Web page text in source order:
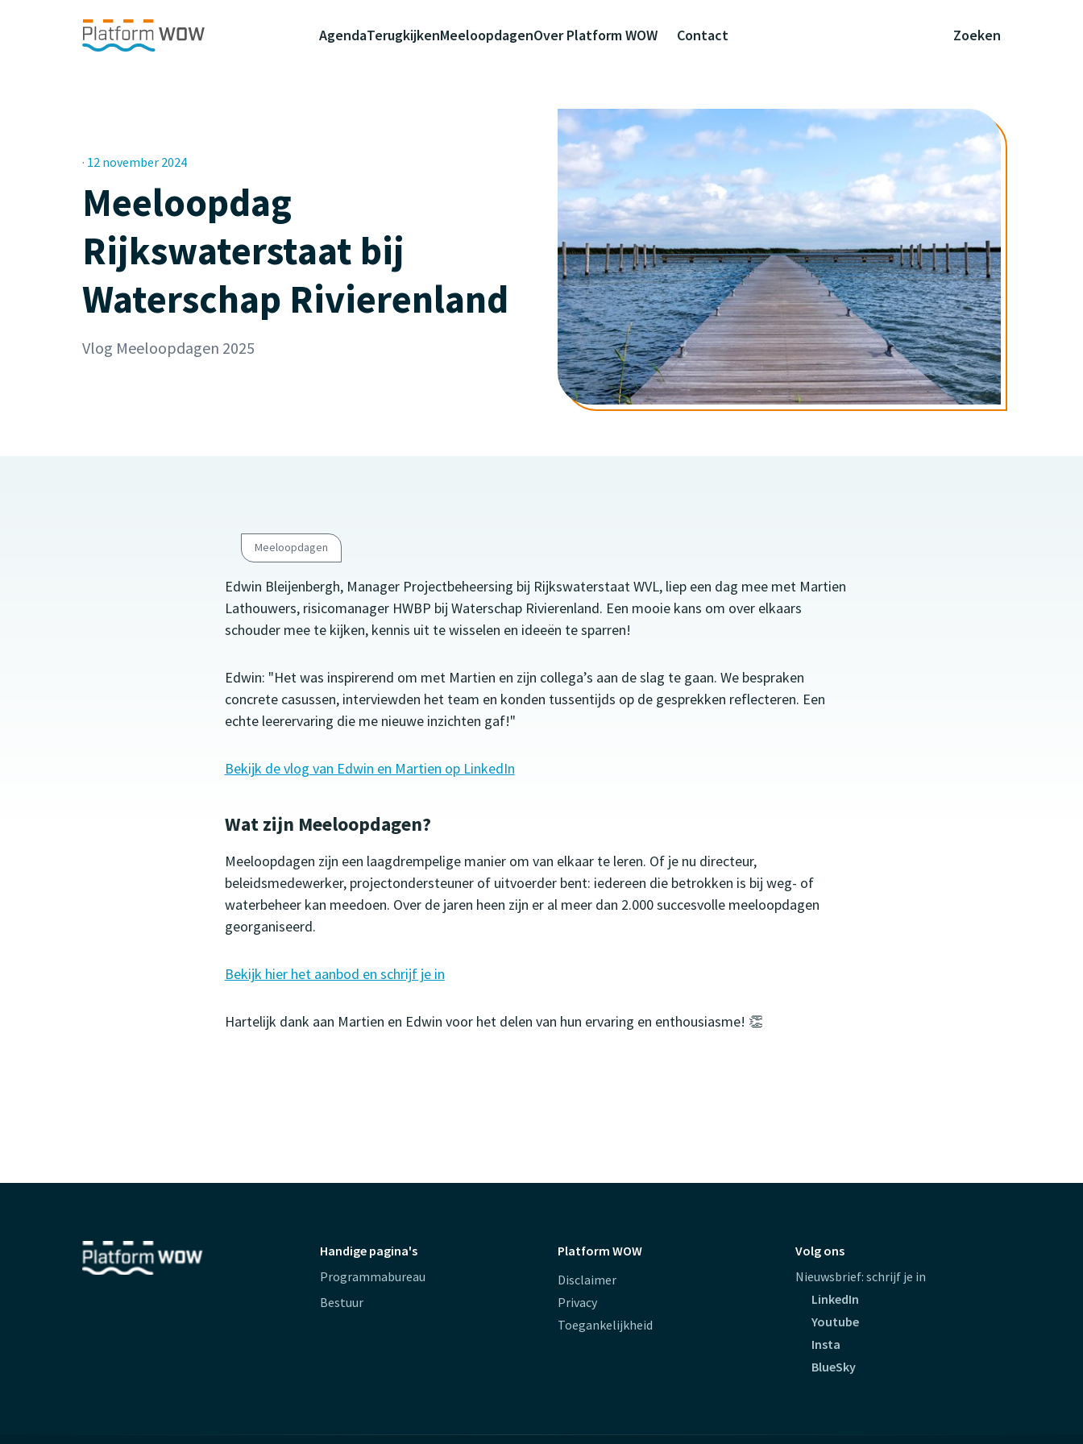
AgendaTerugkijkenMeeloopdagenOver Platform WOW Contact Zoeken
· 12 november 2024
Meeloopdag
Rijkswaterstaat bij
Waterschap Rivierenland
Vlog Meeloopdagen 2025
Meeloopdagen
Edwin Bleijenbergh, Manager Projectbeheersing bij Rijkswaterstaat WVL, liep een dag mee met Martien
Lathouwers, risicomanager HWBP bij Waterschap Rivierenland. Een mooie kans om over elkaars
schouder mee te kijken, kennis uit te wisselen en ideeën te sparren!
Edwin: "Het was inspirerend om met Martien en zijn collega’s aan de slag te gaan. We bespraken
concrete casussen, interviewden het team en konden tussentijds op de gesprekken reflecteren. Een
echte leerervaring die me nieuwe inzichten gaf!"
Bekijk de vlog van Edwin en Martien op LinkedIn
Wat zijn Meeloopdagen?
Meeloopdagen zijn een laagdrempelige manier om van elkaar te leren. Of je nu directeur,
beleidsmedewerker, projectondersteuner of uitvoerder bent: iedereen die betrokken is bij weg- of
waterbeheer kan meedoen. Over de jaren heen zijn er al meer dan 2.000 succesvolle meeloopdagen
georganiseerd.
Bekijk hier het aanbod en schrijf je in
Hartelijk dank aan Martien en Edwin voor het delen van hun ervaring en enthousiasme! 👏
Handige pagina's
Programmabureau
Bestuur
Platform WOW
Disclaimer
Privacy
Toegankelijkheid
Volg ons
Nieuwsbrief: schrijf je in
LinkedIn
Youtube
Insta
BlueSky